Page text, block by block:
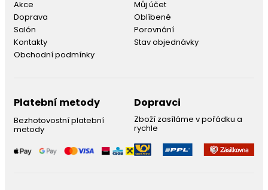
Akce
Doprava
Salón
Kontakty
Obchodní podmínky
Můj účet
Oblíbené
Porovnání
Stav objednávky
Platební metody
Bezhotovostní platební
metody
Dopravci
Zboží zasíláme v pořádku a
rychle